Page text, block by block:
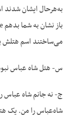
به‌هرحال ایشان شدند
می‌ساختند اسم هتلش
س- هتل شاه عباس
ج- نه جانم شاه عباس
شاه‌عباس را من. یک